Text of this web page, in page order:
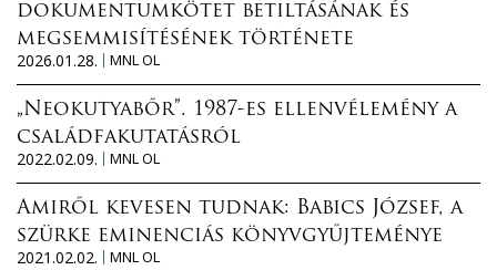
dokumentumkötet betiltásának és
megsemmisítésének története
2026.01.28.
MNL OL
„Neokutyabőr”. 1987-es ellenvélemény a
családfakutatásról
2022.02.09.
MNL OL
Amiről kevesen tudnak: Babics József, a
szürke eminenciás könyvgyűjteménye
2021.02.02.
MNL OL